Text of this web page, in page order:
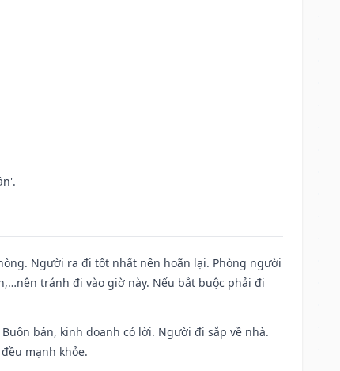
Người ra đi tốt nhất nên hoãn lại. Phòng người
tránh đi vào giờ này. Nếu bắt buộc phải đi
bán, kinh doanh có lời. Người đi sắp về nhà.
mạnh khỏe.